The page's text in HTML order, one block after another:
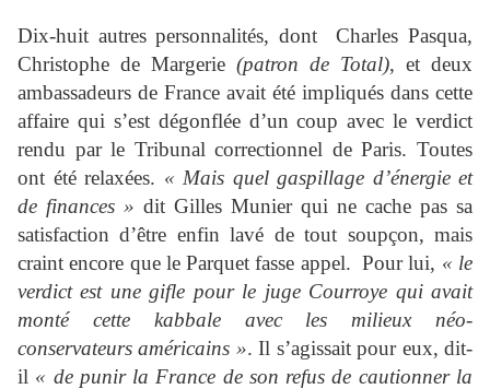
Dix-huit autres personnalités, dont Charles Pasqua,
Christophe de Margerie (patron de Total), et deux
ambassadeurs de France avait été impliqués dans cette
affaire qui s’est dégonflée d’un coup avec le verdict
rendu par le Tribunal correctionnel de Paris. Toutes
ont été relaxées. « Mais quel gaspillage d’énergie et
de finances » dit Gilles Munier qui ne cache pas sa
satisfaction d’être enfin lavé de tout soupçon, mais
craint encore que le Parquet fasse appel. Pour lui, « le
verdict est une gifle pour le juge Courroye qui avait
monté cette kabbale avec les milieux néo-
conservateurs américains ». Il s’agissait pour eux, dit-
il « de punir la France de son refus de cautionner la